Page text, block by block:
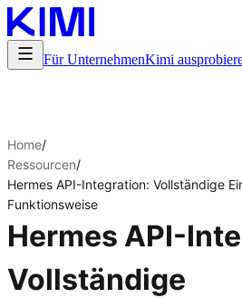
Für UnternehmenKimi
Home/
Ressourcen/
Hermes API-Integration: Vollständige
Funktionsweise
Hermes API-
Vollständige